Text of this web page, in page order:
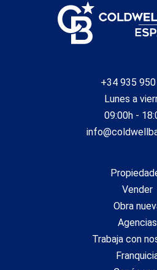
de gres porcelánico de gran
elegir)~- Armarios empotrados
Puerta de entrada blindada~-
varias estancias~~El edificio
radiante en toda la vivienda~- Aire
conductos (excepto en baños)~-
de doble flujo con recuperador de
dispone de 4 plantas destinadas
trasteros, con acceso
calidad constructiva y completas
comunes.~Inmobiliaria Gali a su
+34 935
Lunes a
09:00h -
Vender
Obra
Agencias
Trabaja con